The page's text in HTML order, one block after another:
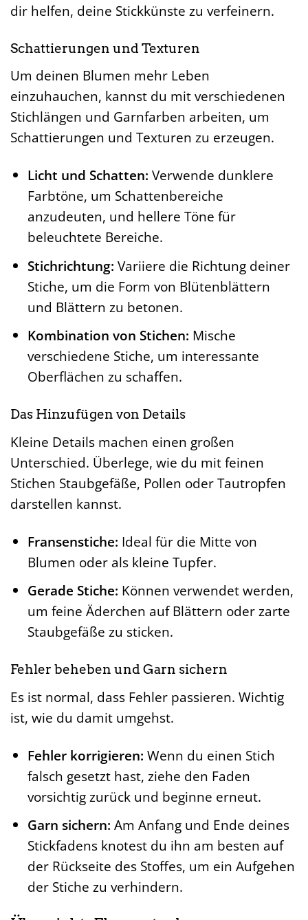
dir helfen, deine Stickkünste zu verfeinern.
Schattierungen und Texturen
Um deinen Blumen mehr Leben
einzuhauchen, kannst du mit verschiedenen
Stichlängen und Garnfarben arbeiten, um
Schattierungen und Texturen zu erzeugen.
Licht und Schatten: Verwende dunklere
Farbtöne, um Schattenbereiche
anzudeuten, und hellere Töne für
beleuchtete Bereiche.
Stichrichtung: Variiere die Richtung deiner
Stiche, um die Form von Blütenblättern
und Blättern zu betonen.
Kombination von Stichen: Mische
verschiedene Stiche, um interessante
Oberflächen zu schaffen.
Das Hinzufügen von Details
Kleine Details machen einen großen
Unterschied. Überlege, wie du mit feinen
Stichen Staubgefäße, Pollen oder Tautropfen
darstellen kannst.
Fransenstiche: Ideal für die Mitte von
Blumen oder als kleine Tupfer.
Gerade Stiche: Können verwendet werden,
um feine Äderchen auf Blättern oder zarte
Staubgefäße zu sticken.
Fehler beheben und Garn sichern
Es ist normal, dass Fehler passieren. Wichtig
ist, wie du damit umgehst.
Fehler korrigieren: Wenn du einen Stich
falsch gesetzt hast, ziehe den Faden
vorsichtig zurück und beginne erneut.
Garn sichern: Am Anfang und Ende deines
Stickfadens knotest du ihn am besten auf
der Rückseite des Stoffes, um ein Aufgehen
der Stiche zu verhindern.